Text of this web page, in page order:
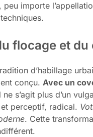
importe
flocage et
d’habillage
conçu. Avec un
ne s’agit plus d’un
perceptif, radical.
. Cette